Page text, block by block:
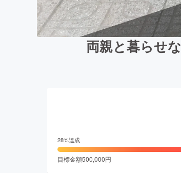
両親と暮らせ
28%達成
目標金額500,000円